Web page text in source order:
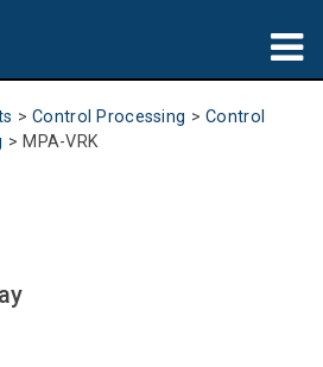
>Control Processing >Control
> MPA-VRK